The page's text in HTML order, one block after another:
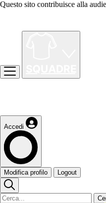
Questo sito contribuisce alla
Accedi
Modifica profilo Logout